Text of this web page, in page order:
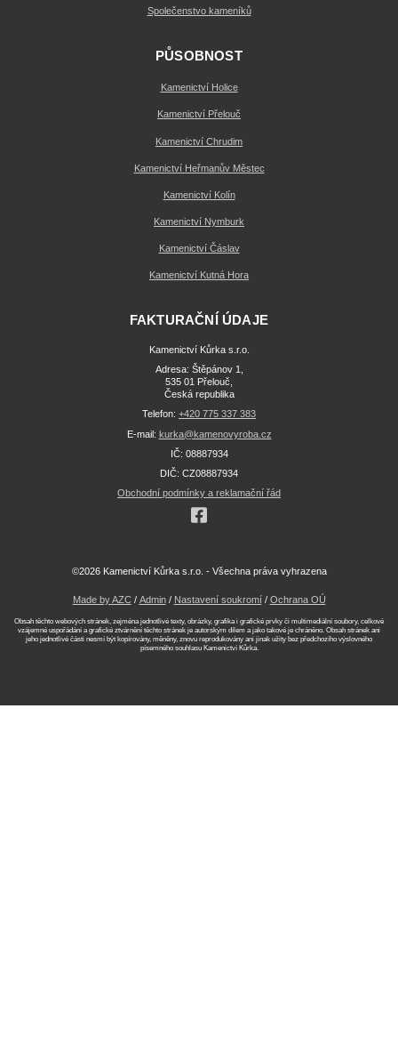
Společenstvo kameníků
PŮSOBNOST
Kamenictví Holice
Kamenictví Přelouč
Kamenictví Chrudim
Kamenictví Heřmanův Městec
Kamenictví Kolín
Kamenictví Nymburk
Kamenictví Čáslav
Kamenictví Kutná Hora
FAKTURAČNÍ ÚDAJE
Kamenictví Kůrka s.r.o.
Adresa: Štěpánov 1,
535 01 Přelouč,
Česká republika
Telefon: +420 775 337 383
E-mail: kurka@kamenovyroba.cz
IČ: 08887934
DIČ: CZ08887934
Obchodní podmínky a reklamační řád
©2026 Kamenictví Kůrka s.r.o. - Všechna práva vyhrazena
Made by AZC/ Admin/ Nastavení soukromí/ Ochrana OÚ
Obsah těchto webových stránek, zejména jednotlivé texty, obrázky, grafika i grafické prvky či multimediální soubory, celkové
vzájemné uspořádání a grafické ztvárnění těchto stránek je autorským dílem a jako takové je chráněno. Obsah stránek ani
jeho jednotlivé části nesmí být kopírovány, měněny, znovu reprodukovány ani jinak užity bez předchozího výslovného
písemného souhlasu Kamenictví Kůrka.